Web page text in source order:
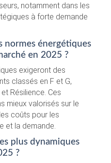
notamment dans les
à forte demande
normes énergétiques
en 2025 ?
exigeront des
classés en F et G,
Résilience. Ces
mieux valorisés sur le
coûts pour les
et la demande.
plus dynamiques
?